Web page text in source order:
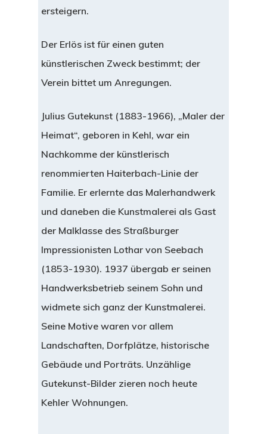
ersteigern.
Der Erlös ist für einen guten
künstlerischen Zweck bestimmt; der
Verein bittet um Anregungen.
Julius Gutekunst (1883-1966), „Maler der
Heimat“, geboren in Kehl, war ein
Nachkomme der künstlerisch
renommierten Haiterbach-Linie der
Familie. Er erlernte das Malerhandwerk
und daneben die Kunstmalerei als Gast
der Malklasse des Straßburger
Impressionisten Lothar von Seebach
(1853-1930). 1937 übergab er seinen
Handwerksbetrieb seinem Sohn und
widmete sich ganz der Kunstmalerei.
Seine Motive waren vor allem
Landschaften, Dorfplätze, historische
Gebäude und Porträts. Unzählige
Gutekunst-Bilder zieren noch heute
Kehler Wohnungen.